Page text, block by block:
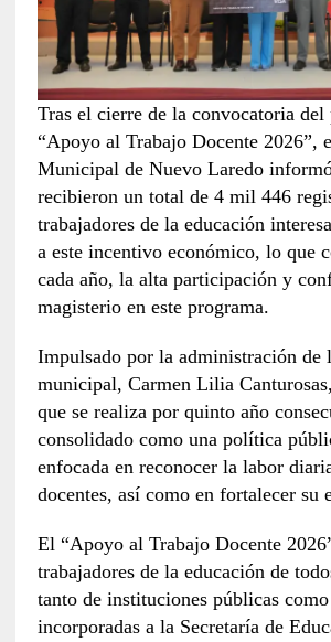
Tras el cierre de la convocatoria del
“Apoyo al Trabajo Docente 2026”,
Municipal de Nuevo Laredo
recibieron un total de 4 mil 446
trabajadores de la educación
a este incentivo económico, lo que
cada año, la alta participación y
magisterio en este programa.
Impulsado por la administración de
municipal, Carmen Lilia
que se realiza por quinto año
consolidado como una política
enfocada en reconocer la labor
docentes, así como en fortalecer su
El “Apoyo al Trabajo Docente
trabajadores de la educación de
tanto de instituciones públicas
incorporadas a la Secretaría de